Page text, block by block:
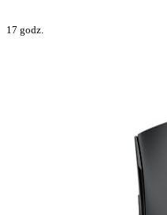
17 godz.